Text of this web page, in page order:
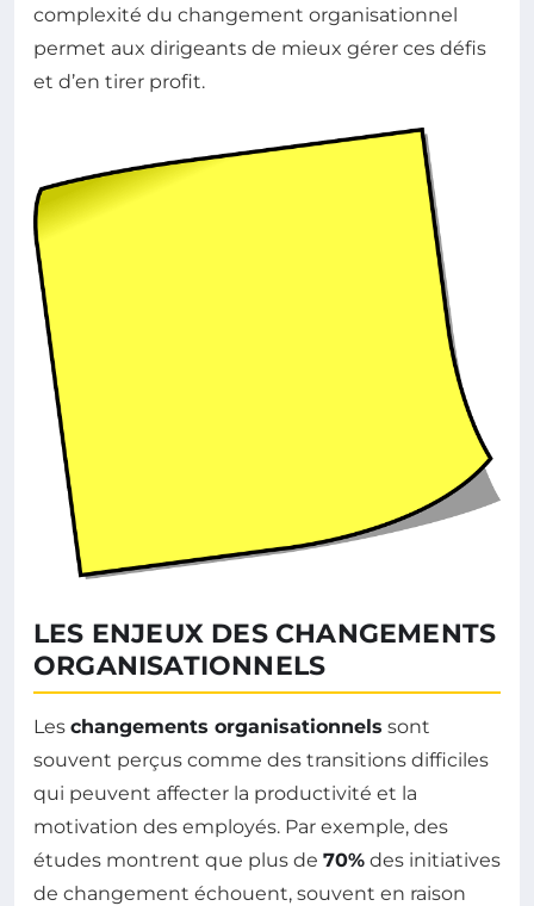
complexité du changement organisationnel
permet aux dirigeants de mieux gérer ces défis
et d’en tirer profit.
LES ENJEUX DES CHANGEMENTS
ORGANISATIONNELS
Les changements organisationnels sont
souvent perçus comme des transitions difficiles
qui peuvent affecter la productivité et la
motivation des employés. Par exemple, des
études montrent que plus de 70% des initiatives
de changement échouent, souvent en raison